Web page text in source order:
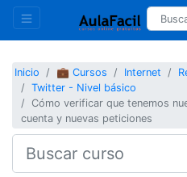
Inicio 💼 Cursos Internet
Twitter - Nivel básico
Cómo verificar que tenemos
cuenta y nuevas peticiones